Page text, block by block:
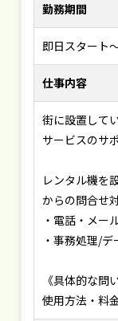
勤務期間
即日スタート
仕事内容
街に設置して
サービスのサ
レンタル機を
からの問合せ
・電話・メー
・事務処理/デ
《具体的な問
使用方法・料